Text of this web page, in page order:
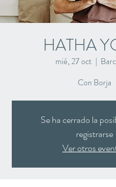
HATHA
mié, 27 oct
  |
Con Borja
Se ha cerrado la
registrarse
Ver otros